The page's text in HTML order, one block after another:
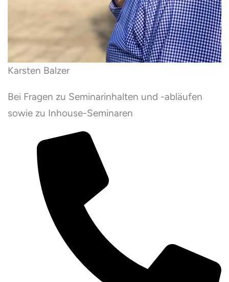
Karsten Balzer
Bei Fragen zu Seminarinhalten und -abläufen
sowie zu Inhouse-Seminaren